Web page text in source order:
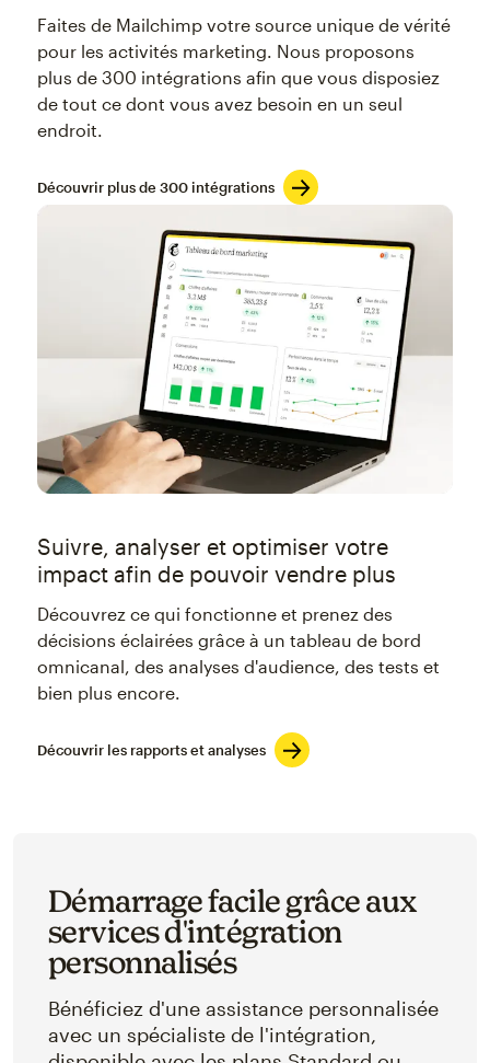
Faites de Mailchimp votre source unique de vérité
pour les activités marketing. Nous proposons
plus de 300 intégrations afin que vous disposiez
de tout ce dont vous avez besoin en un seul
endroit.
Découvrir plus de 300 intégrations
Suivre, analyser et optimiser votre
impact afin de pouvoir vendre plus
Découvrez ce qui fonctionne et prenez des
décisions éclairées grâce à un tableau de bord
omnicanal, des analyses d'audience, des tests et
bien plus encore.
Découvrir les rapports et analyses
Démarrage facile grâce aux
services d'intégration
personnalisés
Bénéficiez d'une assistance personnalisée
avec un spécialiste de l'intégration,